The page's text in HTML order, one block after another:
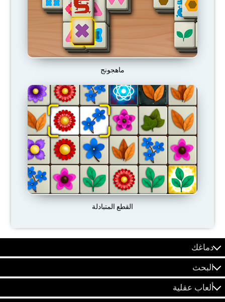
ماهجونج
القطع المتبادلة
دماغك
البحث
ألعاب عقلية